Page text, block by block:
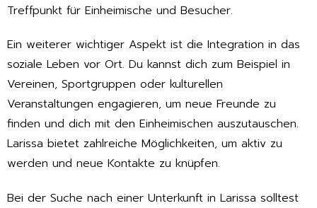
Treffpunkt für Einheimische und Besucher.
Ein weiterer wichtiger Aspekt ist die Integration in das
soziale Leben vor Ort. Du kannst dich zum Beispiel in
Vereinen, Sportgruppen oder kulturellen
Veranstaltungen engagieren, um neue Freunde zu
finden und dich mit den Einheimischen auszutauschen.
Larissa bietet zahlreiche Möglichkeiten, um aktiv zu
werden und neue Kontakte zu knüpfen.
Bei der Suche nach einer Unterkunft in Larissa solltest